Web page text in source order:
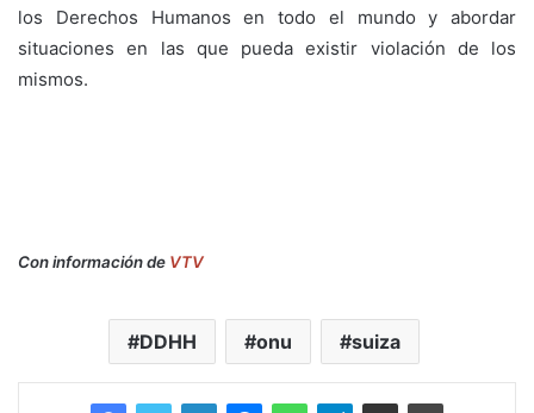
los Derechos Humanos en todo el mundo y abordar
situaciones en las que pueda existir violación de los
mismos.
Con información de VTV
DDHH onu suiza